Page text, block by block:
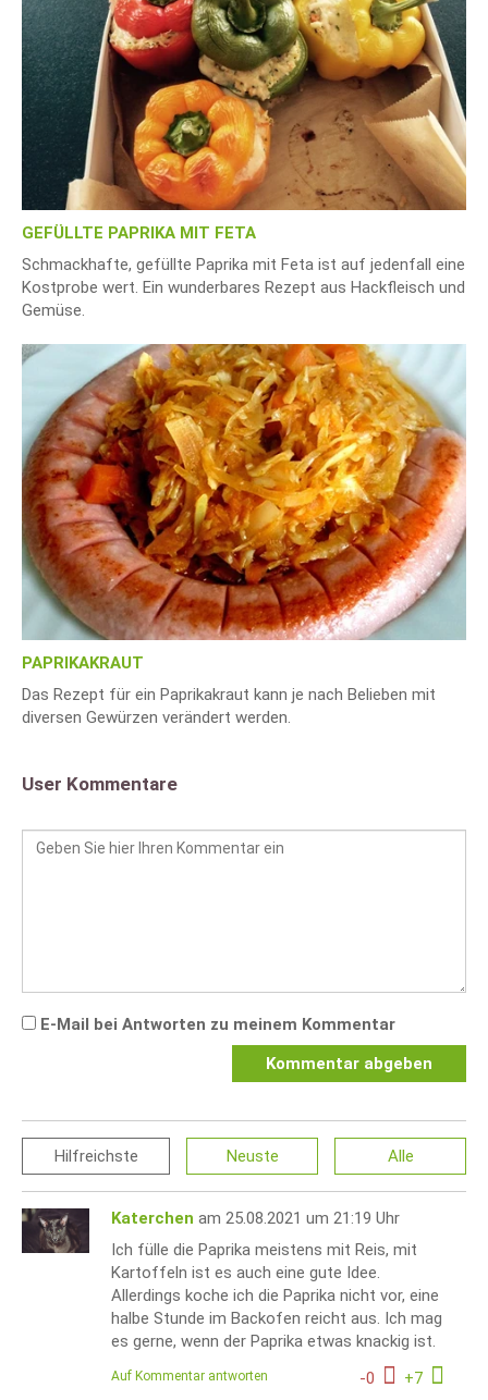
GEFÜLLTE PAPRIKA MIT FETA
Schmackhafte, gefüllte Paprika mit Feta ist auf jedenfall eine
Kostprobe wert. Ein wunderbares Rezept aus Hackfleisch und
Gemüse.
PAPRIKAKRAUT
Das Rezept für ein Paprikakraut kann je nach Belieben mit
diversen Gewürzen verändert werden.
User Kommentare
E-Mail bei Antworten zu meinem Kommentar
Kommentar abgeben
Hilfreichste Neuste Alle
Katerchen am 25.08.2021 um 21:19 Uhr
Ich fülle die Paprika meistens mit Reis, mit
Kartoffeln ist es auch eine gute Idee.
Allerdings koche ich die Paprika nicht vor, eine
halbe Stunde im Backofen reicht aus. Ich mag
es gerne, wenn der Paprika etwas knackig ist.
-0 +7
Auf Kommentar antworten